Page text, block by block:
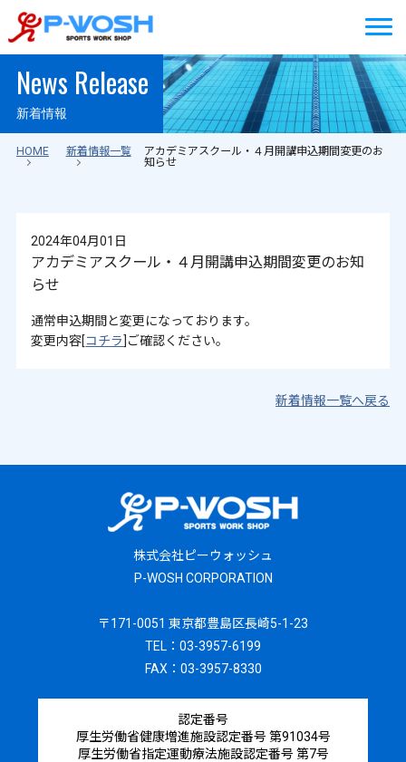
News Release
新着情報
HOME 新着情報一覧
アカデミアスクール・４月開講申込期間変更のお
知らせ
2024年04月01日
アカデミアスクール・４月開講申込期間変更のお知
らせ
通常申込期間と変更になっております。
変更内容[コチラ]ご確認ください。
新着情報一覧へ戻る
株式会社ピーウォッシュ
P-WOSH CORPORATION
〒171-0051 東京都豊島区長崎5-1-23
TEL：03-3957-6199
FAX：03-3957-8330
認定番号
厚生労働省健康増進施設認定番号 第91034号
厚生労働省指定運動療法施設認定番号 第7号